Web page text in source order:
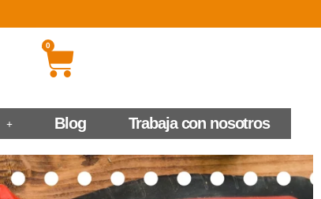
0
Blog Trabaja con nosotros